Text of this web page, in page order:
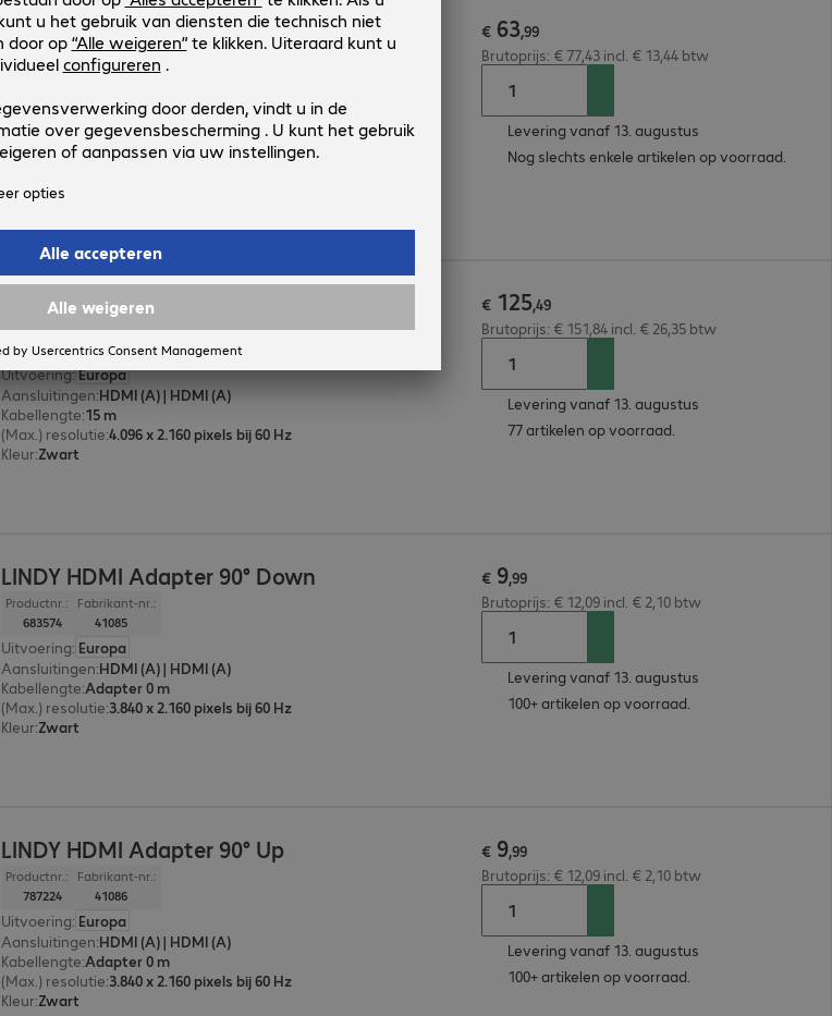
Lindy HDMI Cable 5m
Productnr.:
4237376
Fabrikant-nr.:
37864
Europa
Aansluitingen: HDMI (A) | HDMI (A)
Kabellengte :5 m
Bijzondere kenmerken:Metal plug
€ 63,99
Brutoprijs: € 77,43 incl. € 13,44 btw
Levering vanaf 13. augustus
Nog slechts enkele artikelen op voorraad.
LINDY HDMI Cable 15m
Productnr.:
4434044
Fabrikant-nr.:
36968
Uitvoering:Europa
Aansluitingen:HDMI (A) | HDMI (A)
Kabellengte:15 m
(Max.) resolutie:4.096 x 2.160 pixels bij 60 Hz
Kleur:Zwart
€ 125,49
Brutoprijs: € 151,84 incl. € 26,35 btw
Levering vanaf 13. augustus
77 artikelen op voorraad.
LINDY HDMI Adapter 90° Down
Productnr.:
683574
Fabrikant-nr.:
41085
Uitvoering: Europa
Aansluitingen:HDMI (A) | HDMI (A)
Kabellengte:Adapter 0 m
(Max.) resolutie:3.840 x 2.160 pixels bij 60 Hz
Kleur:Zwart
€ 9,99
Brutoprijs: € 12,09 incl. € 2,10 btw
Levering vanaf 13. augustus
100+ artikelen op voorraad.
LINDY HDMI Adapter 90° Up
Productnr.:
787224
Fabrikant-nr.:
41086
Uitvoering: Europa
Aansluitingen:HDMI (A) | HDMI (A)
Kabellengte:Adapter 0 m
(Max.) resolutie:3.840 x 2.160 pixels bij 60 Hz
Kleur:Zwart
€ 9,99
Brutoprijs: € 12,09 incl. € 2,10 btw
Levering vanaf 13. augustus
100+ artikelen op voorraad.